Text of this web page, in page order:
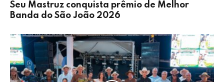
Seu Mastruz conquista prêmio de Melhor
Banda do São João 2026